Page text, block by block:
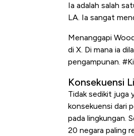
Ia adalah salah
LA. Ia sangat
Menanggapi
di X. Di mana ia
pengampunan.
Konsekuensi
Tidak sedikit juga
konsekuensi dari
pada lingkungan.
20 negara paling